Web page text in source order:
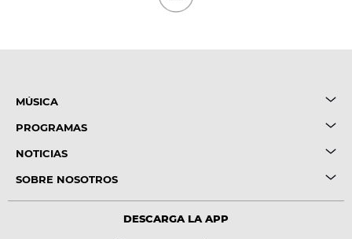
MÚSICA
PROGRAMAS
NOTICIAS
SOBRE NOSOTROS
DESCARGA LA APP